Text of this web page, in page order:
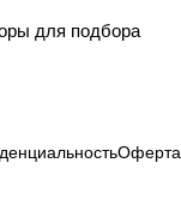
для подбора
Оферта